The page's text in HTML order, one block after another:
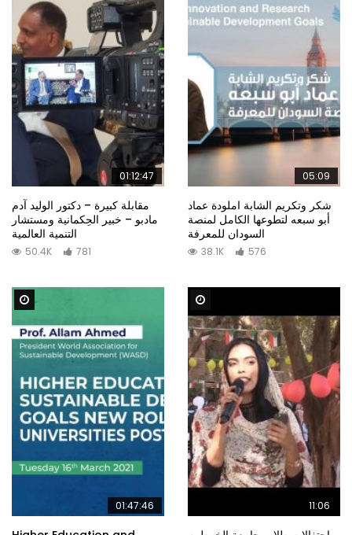
01:12:47
مقابلة كبيرة – دكتور الوليد آدم
مادبو – خبير الحِكمانية ومستشار
التنمية العالمية
50.4K 781
05:09
شكر وتكريم الشابة املودة عماد
أبو سبعه لتطوعها الكامل لمنصة
السودان للمعرفة
38.1K 576
01:47:46 11:06